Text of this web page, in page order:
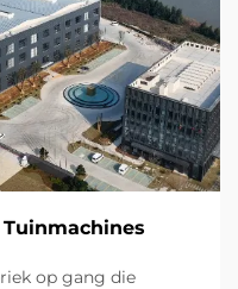
op gang die